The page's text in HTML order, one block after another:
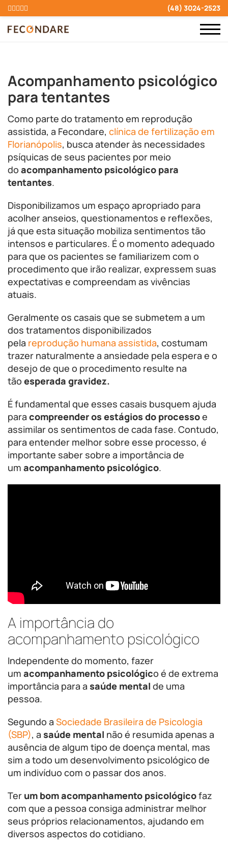
(48) 3024-2523
Acompanhamento psicológico
para tentantes
Como parte do tratamento em reprodução
assistida, a Fecondare, clínica de fertilização em
Florianópolis, busca atender às necessidades
psíquicas de seus pacientes por meio
do acompanhamento psicológico para
tentantes.
Disponibilizamos um espaço apropriado para
acolher anseios, questionamentos e reflexões,
já que esta situação mobiliza sentimentos tão
intensos e particulares. É o momento adequado
para que os pacientes se familiarizem com o
procedimento que irão realizar, expressem suas
expectativas e compreendam as vivências
atuais.
Geralmente os casais que se submetem a um
dos tratamentos disponibilizados
pela reprodução humana assistida, costumam
trazer naturalmente a ansiedade pela espera e o
desejo de que o procedimento resulte na
tão esperada gravidez.
É fundamental que esses casais busquem ajuda
para compreender os estágios do processoe
assimilar os sentimentos de cada fase. Contudo,
para entender melhor sobre esse processo, é
importante saber sobre a importância de
um acompanhamento psicológico.
A importância do
acompanhamento psicológico
Independente do momento, fazer
um acompanhamento psicológico é de extrema
importância para a saúde mental de uma
pessoa.
Segundo a Sociedade Brasileira de Psicologia
(SBP), a saúde mental não é resumida apenas a
ausência de algum tipo de doença mental, mas
sim a todo um desenvolvimento psicológico de
um indivíduo com o passar dos anos.
Ter um bom acompanhamento psicológicofaz
com que a pessoa consiga administrar melhor
seus próprios relacionamentos, ajudando em
diversos aspectos do cotidiano.